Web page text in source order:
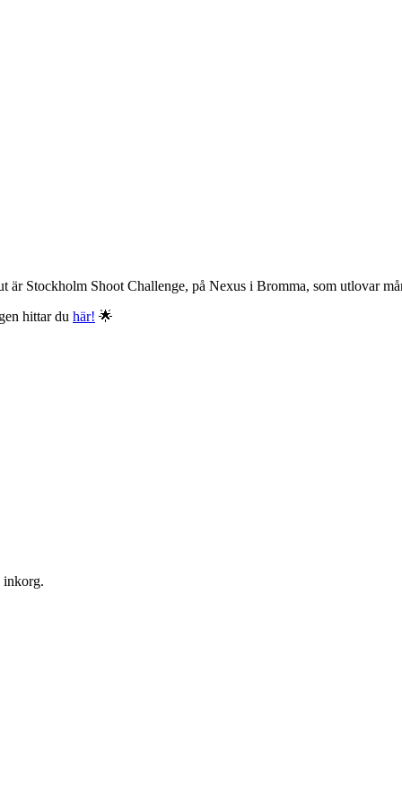
Stockholm Shoot Challenge, på Nexus i Bromma, som utlovar
hittar du här! 🌟
inkorg.